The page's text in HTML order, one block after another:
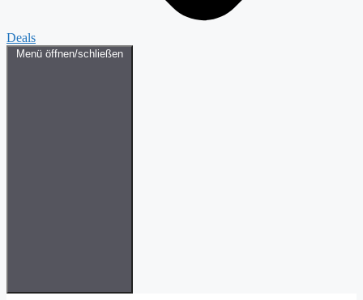
Deals
Menü öffnen/schließen